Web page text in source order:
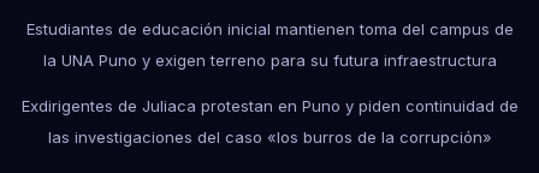
Estudiantes de educación inicial mantienen toma del campus de
la UNA Puno y exigen terreno para su futura infraestructura
Exdirigentes de Juliaca protestan en Puno y piden continuidad de
las investigaciones del caso «los burros de la corrupción»